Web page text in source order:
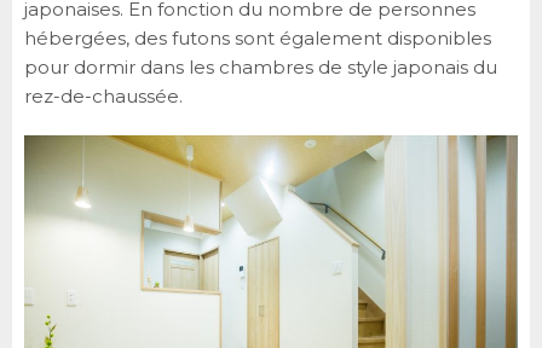
japonaises. En fonction du nombre de personnes
hébergées, des futons sont également disponibles
pour dormir dans les chambres de style japonais du
rez-de-chaussée.